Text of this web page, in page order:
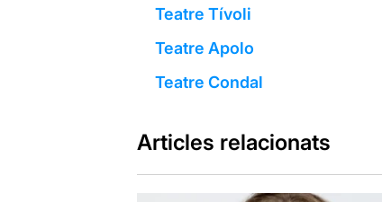
Teatre Tívoli
Teatre Apolo
Teatre Condal
Articles relacionats